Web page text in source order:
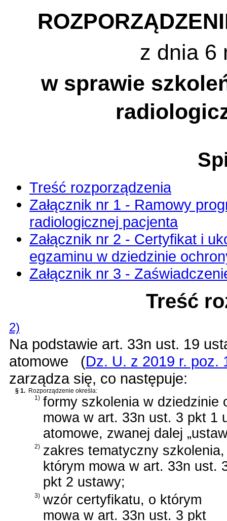
z dnia 6
w sprawie
Treść rozporządzenia
Załącznik nr 1 - Ramowy
radiologicznej pacjenta
Załącznik nr 2 - Certyfikat i
egzaminu w dziedzinie
Załącznik nr 3 -
Treść
2)
Na podstawie art. 33n ust. 19
atomowe
(Dz. U. z 2019 r. poz.
zarządza się, co następuje:
§ 1. Rozporządzenie określa:
1) formy szkolenia w dziedzinie
mowa w art. 33n ust. 3 pkt 1
atomowe, zwanej dalej
2) zakres tematyczny
którym mowa w art. 33n ust.
pkt 2 ustawy;
3) wzór certyfikatu, o którym
mowa w art. 33n ust. 3 pkt